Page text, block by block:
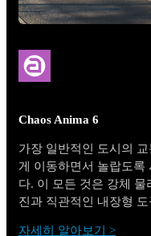
Chaos Anima 6
가장 일반적인 도시의
게 이동하면서 놀랍도록
다. 이 모든 것은 강체 물
진과 직관적인 내장형
자세히 알아보기 >